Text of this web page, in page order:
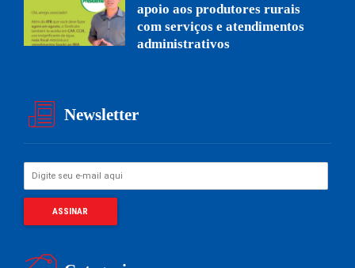
apoio aos produtores rurais
com serviços e atendimentos
administrativos
Newsletter